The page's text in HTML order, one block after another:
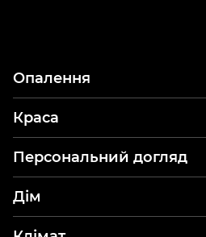
Опалення
Краса
Стайлер та фен для волосся
Персональний догляд
Дім